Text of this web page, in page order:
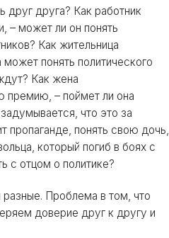
друга? Как работник
– может ли он понять
Как жительница
понять политического
Как жена
премию, – поймет ли она
что это за
пропаганде, понять свою дочь,
который погиб в боях с
с отцом о политике?
Проблема в том, что
доверие друг к другу и